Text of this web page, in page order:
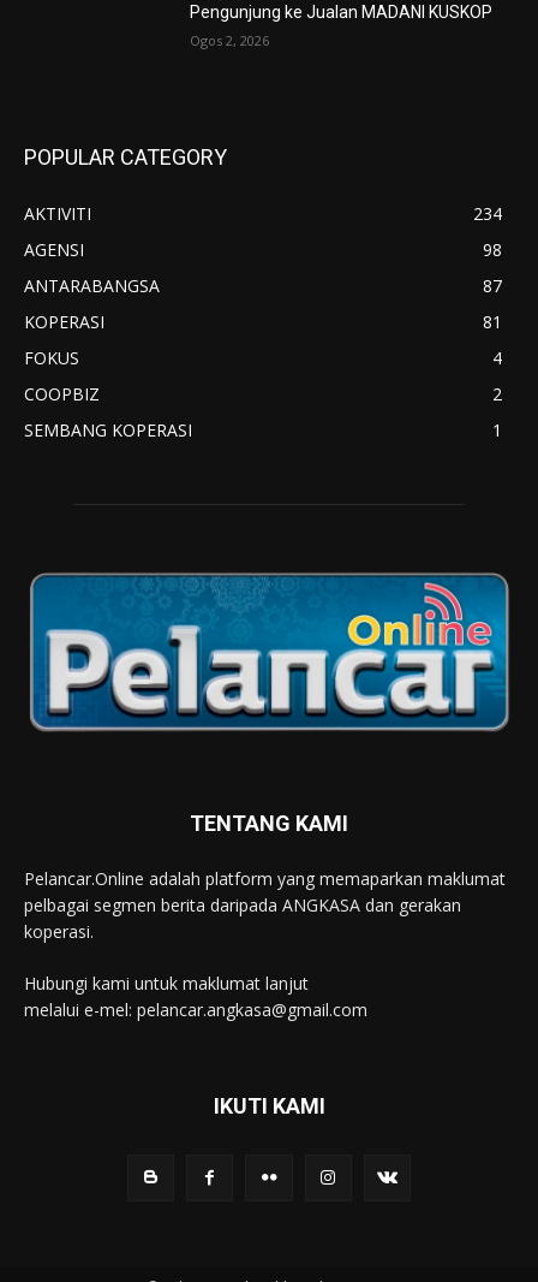
Pengunjung ke Jualan MADANI KUSKOP
Ogos 2, 2026
POPULAR CATEGORY
AKTIVITI
234
AGENSI
98
ANTARABANGSA
87
KOPERASI
81
FOKUS
4
COOPBIZ
2
SEMBANG KOPERASI
1
TENTANG KAMI
Pelancar.Online adalah platform yang memaparkan maklumat
pelbagai segmen berita daripada ANGKASA dan gerakan
koperasi.
Hubungi kami untuk maklumat lanjut
melalui e-mel: pelancar.angkasa@gmail.com
IKUTI KAMI